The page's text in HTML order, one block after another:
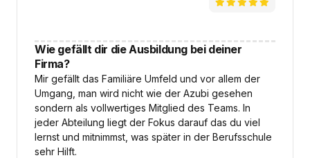
Wie gefällt dir die Ausbildung bei deiner
Firma?
Mir gefällt das Familiäre Umfeld und vor allem der
Umgang, man wird nicht wie der Azubi gesehen
sondern als vollwertiges Mitglied des Teams. In
jeder Abteilung liegt der Fokus darauf das du viel
lernst und mitnimmst, was später in der Berufsschule
sehr Hilft.